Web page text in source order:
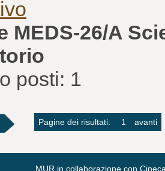
MEDS-26/A
posti: 1
Pagine dei risultati: 1 avanti
MUR in collaborazione con